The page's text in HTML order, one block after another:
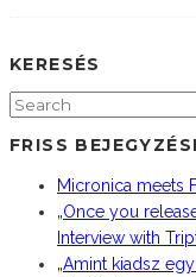
KERESÉS
FRISS
Micronica meets
„Once you
Interview with
„Amint kiadsz